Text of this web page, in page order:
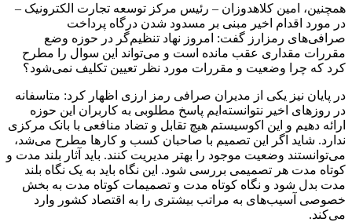
همچنین، امین کلاهدوزان – رئیس مرکز توسعه تجارت الکترونیک –
در مورد اقدام اخیر مبنی بر مسدود شدن درگاه پرداخت
صرافی‌های رمزارز گفت: امروز نهاد تنظیم‌گر در حوزه وضع
مقررات مقداری عقب مانده است و می‌تواند این سوال را مطرح
کرد که چرا وضعیت و مقررات مورد نظر تعیین تکلیف نمی‌شود؟
در پایان نیز یکی از مدیران صرافی‌ رمز ارزی اظهار کرد: متاسفانه
در روزهای اخیر نتوانسته‌ایم پاسخ مطلوبی به کاربران این حوزه
ارائه‌ دهیم و این اکوسیستم هیچ تقابل و تضاد منافعی با بانک مرکزی
ندارد. شاید اگر این تصمیم با صاحبان کسب و کارها مطرح می‌شد،
می‌توانستند وضعیت موجود را بهتر مدیریت کنند. باید آثار بلند مدت و
کوتاه مدت هر تصمیمی بررسی شود. این نگاه باید به یک نگاه بلند
مدت بدل شود و نگاه کوتاه مدت و تصمیمات کوتاه مدت به بخش
خصوصی آسیب‌های به مراتب بیشتری را به اقتصاد کشور وارد
می‌کند.